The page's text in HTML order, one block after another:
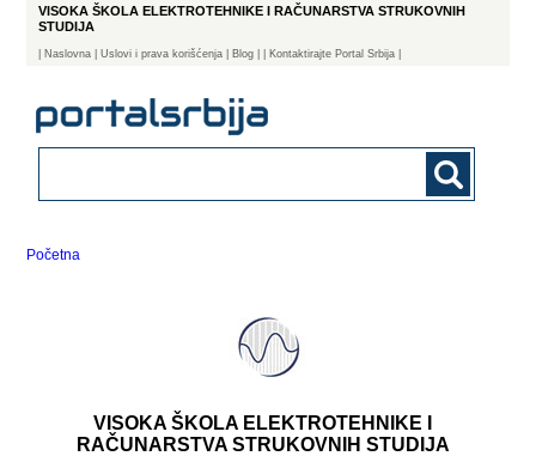
VISOKA ŠKOLA ELEKTROTEHNIKE I RAČUNARSTVA STRUKOVNIH
STUDIJA
Naslovna | Uslovi i prava korišćenja Blog | Kontaktirajte Portal Srbija |
Početna
VISOKA ŠKOLA ELEKTROTEHNIKE I
RAČUNARSTVA STRUKOVNIH STUDIJA